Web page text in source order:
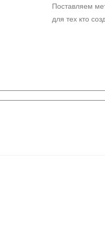
Поставляем
для тех кто